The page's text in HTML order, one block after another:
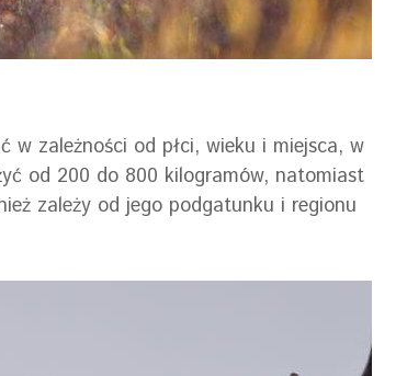
w zależności od płci, wieku i miejsca, w
od 200 do 800 kilogramów, natomiast
zależy od jego podgatunku i regionu